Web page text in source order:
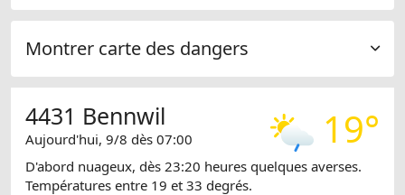
Montrer carte des dangers
19°
4431 Bennwil
Aujourd'hui, 9/8 dès 07:00
D'abord nuageux, dès 23:20 heures quelques averses.
Températures entre 19 et 33 degrés.